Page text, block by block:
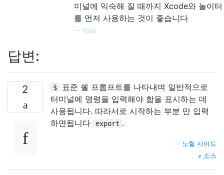
미널에 익숙해 질 때까지 Xcode와 놀이터
를 먼저 사용하는 것이 좋습니다
— Yoan
답변:
2 $
표준 쉘 프롬프트를 나타내며 일반적으로
터미널에 명령을 입력해야 함을 표시하는 데
사용됩니다. 따라서로 시작하는 부분 만 입력
하면됩니다
export .
노힐 사이드
소스